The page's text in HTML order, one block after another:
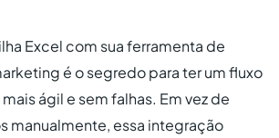
Excel com sua ferramenta de
é o segredo para ter um fluxo
ágil e sem falhas. Em vez de
manualmente, essa integração